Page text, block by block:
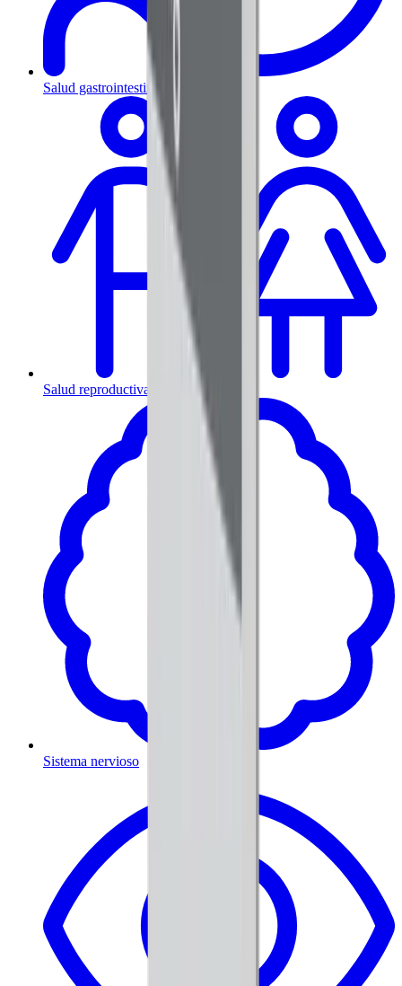
Salud gastrointestinal y metabólica
Salud reproductiva y hormonal
Sistema nervioso